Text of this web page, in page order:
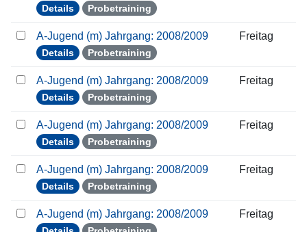
Details Probetraining
A-Jugend (m) Jahrgang: 2008/2009
Details Probetraining
Freitag
A-Jugend (m) Jahrgang: 2008/2009
Details Probetraining
Freitag
A-Jugend (m) Jahrgang: 2008/2009
Details Probetraining
Freitag
A-Jugend (m) Jahrgang: 2008/2009
Details Probetraining
Freitag
A-Jugend (m) Jahrgang: 2008/2009 Freitag